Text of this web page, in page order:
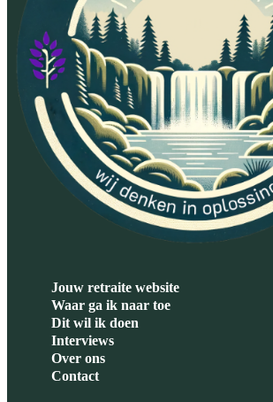
Jouw retraite website
Waar ga ik naar toe
Dit wil ik doen
Interviews
Over ons
Contact